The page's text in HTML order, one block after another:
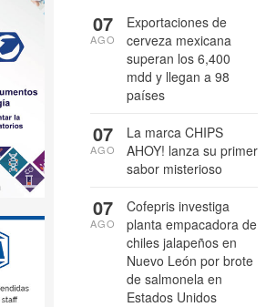
Exportaciones de
cerveza mexicana
superan los 6,400
mdd y llegan a 98
países
07
AGO
La marca CHIPS
AHOY! lanza su primer
sabor misterioso
07
AGO
Cofepris investiga
planta empacadora de
chiles jalapeños en
Nuevo León por brote
de salmonela en
Estados Unidos
07
AGO